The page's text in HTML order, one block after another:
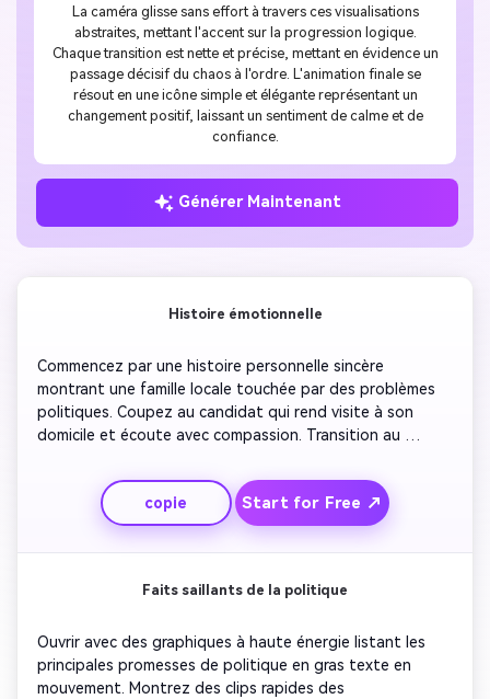
La caméra glisse sans effort à travers ces visualisations
abstraites, mettant l'accent sur la progression logique.
Chaque transition est nette et précise, mettant en évidence un
passage décisif du chaos à l'ordre. L'animation finale se
résout en une icône simple et élégante représentant un
changement positif, laissant un sentiment de calme et de
confiance.
Générer Maintenant
Histoire émotionnelle
Commencez par une histoire personnelle sincère
montrant une famille locale touchée par des problèmes
politiques. Coupez au candidat qui rend visite à son
domicile et écoute avec compassion. Transition au
optimisme. Utilisez un éclairage chaud et une musique
pleine d'espoir pour un ton émotionnel. Conclure avec le
slogan du candidat qui apparaît en gras.
copie Start for Free ↗
Faits saillants de la politique
Ouvrir avec des graphiques à haute énergie listant les
principales promesses de politique en gras texte en
mouvement. Montrez des clips rapides des